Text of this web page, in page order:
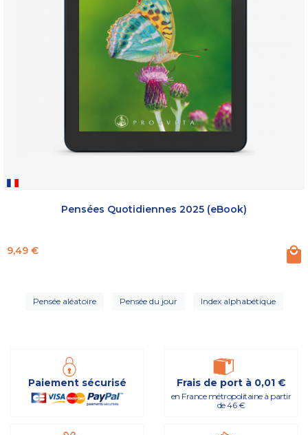
Pensées Quotidiennes 2025 (eBook)
Prix
9,49 €
Pensée aléatoire Pensée du jour Index alphabétique
Paiement sécurisé Frais de port à 0,01 €
en France métropolitaine à partir
de 46 €